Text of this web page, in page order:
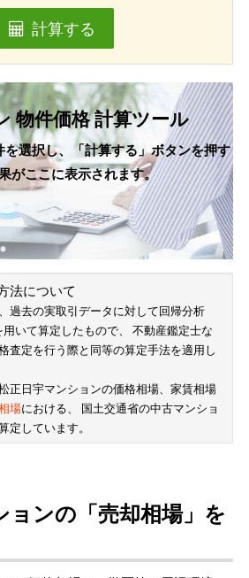
計算する
物件価格 計算ツール
を選択し、「計算する」ボタンを押す
がここに表示されます。
法について
過去の実取引データに対して回帰分析
いて算定したもので、 不動産鑑定士な
査定を行う際と同等の算定手法を適用し
正日宇マンションの価格相場、家賃相場
場における、 国土交通省の中古マンショ
定しています。
ョンの「売却相場」を